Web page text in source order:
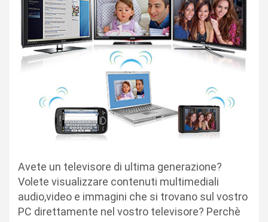
Avete un televisore di ultima generazione?
Volete visualizzare contenuti multimediali
audio,video e immagini che si trovano sul vostro
PC direttamente nel vostro televisore? Perchè